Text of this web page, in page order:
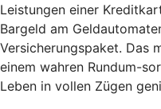
Leistungen einer
Bargeld am
Versicherungspaket. Das
einem wahren Rundum-
Leben in vollen Zügen